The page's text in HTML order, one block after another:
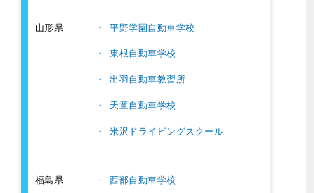
山形県 平野学園自動車学校
東根自動車学校
出羽自動車教習所
天童自動車学校
米沢ドライビングスクール
福島県 西部自動車学校